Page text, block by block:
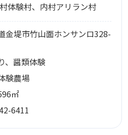
体験村、内村アリラン村
金堤市竹山面ホンサンロ328-
、醤類体験
験農場
㎡
6411